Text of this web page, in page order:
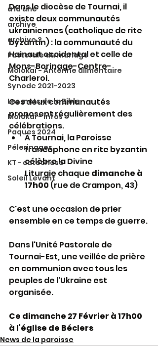
à la une
archive
archive 2
Pastorale du mariage
Molokaï - Antenne alimentaire
Synode 2021-2023
Les mots de la Bible
Molokaï - infos
Paques 2024
Pélerinages
KT - catechese
Soleil Levant
Dans le diocèse de Tournai, il
existe deux communautés
ukrainiennes (catholique de rite
byzantin) : la communauté du
Hainaut occidental et celle de
Mons-Borinage-Centre-
Charleroi.
Ces deux communautés
proposent régulièrement des
célébrations.
À Tournai, la Paroisse
francophone en rite byzantin
célèbre la Divine
Liturgie chaque dimanche à
17h00 (rue de Crampon, 43)
C'est une occasion de prier
ensemble en ce temps de guerre.
Dans l'Unité Pastorale de
Tournai-Est, une veillée de prière
en communion avec tous les
peuples de l'Ukraine est
organisée.
Ce dimanche 27 Février à 17h00
à l'église de Béclers
News de la paroisse